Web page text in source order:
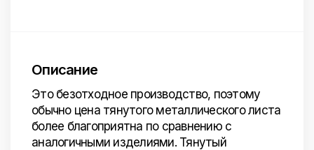
Описание
Это безотходное производство, поэтому
обычно цена тянутого металлического листа
более благоприятна по сравнению с
аналогичными изделиями. Тянутый